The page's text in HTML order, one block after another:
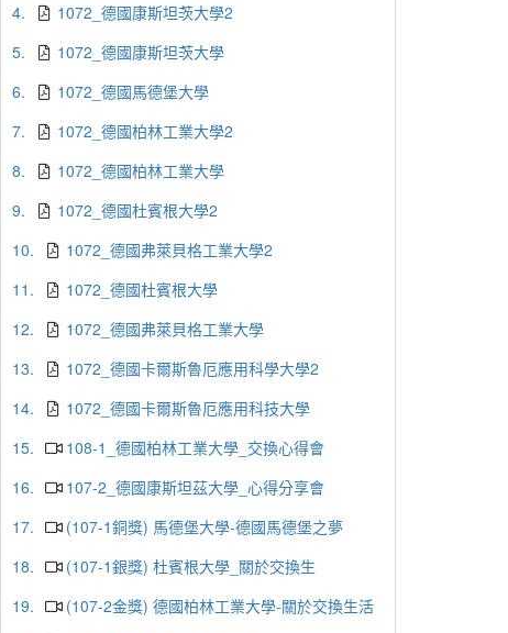
4.
1072_德國康斯坦茨大學2
5.
1072_德國康斯坦茨大學
6.
1072_德國馬德堡大學
7.
1072_德國柏林工業大學2
8.
1072_德國柏林工業大學
9.
1072_德國杜賓根大學2
10.
1072_德國弗萊貝格工業大學2
11.
1072_德國杜賓根大學
12.
1072_德國弗萊貝格工業大學
13.
1072_德國卡爾斯魯厄應用科學大學2
14.
1072_德國卡爾斯魯厄應用科技大學
15.
108-1_德國柏林工業大學_交換心得會
16.
107-2_德國康斯坦茲大學_心得分享會
17.
(107-1銅獎) 馬德堡大學-德國馬德堡之夢
18.
(107-1銀獎) 杜賓根大學_關於交換生
19.
(107-2金獎) 德國柏林工業大學-關於交換生活